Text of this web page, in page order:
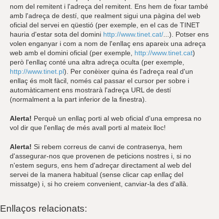
nom del remitent i l'adreça del remitent. Ens hem de fixar també
amb l'adreça de destí, que realment sigui una pàgina del web
oficial del servei en qüestió (per exemple, en el cas de TINET
hauria d'estar sota del domini http://www.tinet.cat/ ...). Potser ens
volen enganyar i com a nom de l'enllaç ens apareix una adreça
web amb el domini oficial (per exemple, http://www.tinet.cat)
però l'enllaç conté una altra adreça oculta (per exemple,
http://www.tinet.pl). Per conèixer quina és l'adreça real d'un
enllaç és molt fàcil, només cal passar el cursor per sobre i
automàticament ens mostrarà l'adreça URL de destí
(normalment a la part inferior de la finestra).
Alerta! Perquè un enllaç porti al web oficial d'una empresa no
vol dir que l'enllaç de més avall porti al mateix lloc!
Alerta! Si rebem correus de canvi de contrasenya, hem
d'assegurar-nos que provenen de peticions nostres i, si no
n'estem segurs, ens hem d'adreçar directament al web del
servei de la manera habitual (sense clicar cap enllaç del
missatge) i, si ho creiem convenient, canviar-la des d'allà.
Enllaços relacionats: